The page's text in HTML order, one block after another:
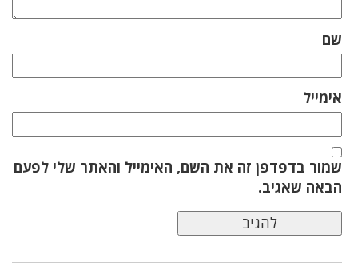
שם
אימייל
שמור בדפדפן זה את השם, האימייל והאתר שלי לפעם
הבאה שאגיב.